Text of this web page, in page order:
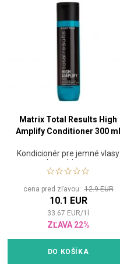
Matrix Total Results High
Amplify Conditioner 300 ml
Kondicionér pre jemné vlasy
bez objemu
cena pred zľavou:12.9 EUR
10.1 EUR
33.67 EUR/1
ZĽAVA 22%
DO KOŠÍKA